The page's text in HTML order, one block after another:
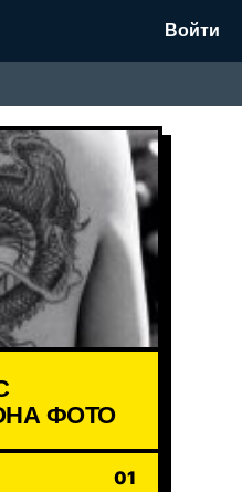
Войти
ФОТО
01